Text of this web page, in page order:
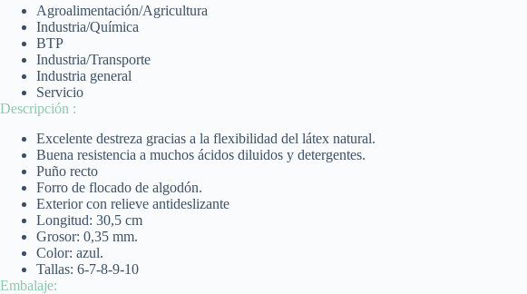
Agroalimentación/Agricultura
Industria/Química
BTP
Industria/Transporte
Industria general
Servicio
Descripción :
Excelente destreza gracias a la flexibilidad del látex natural.
Buena resistencia a muchos ácidos diluidos y detergentes.
Puño recto
Forro de flocado de algodón.
Exterior con relieve antideslizante
Longitud: 30,5 cm
Grosor: 0,35 mm.
Color: azul.
Tallas: 6-7-8-9-10
Embalaje: